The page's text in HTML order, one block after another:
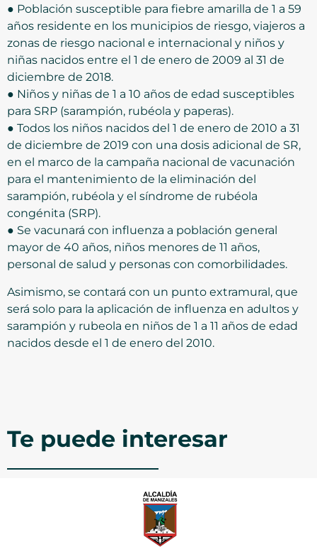
● Población susceptible para fiebre amarilla de 1 a 59
años residente en los municipios de riesgo, viajeros a
zonas de riesgo nacional e internacional y niños y
niñas nacidos entre el 1 de enero de 2009 al 31 de
diciembre de 2018.
● Niños y niñas de 1 a 10 años de edad susceptibles
para SRP (sarampión, rubéola y paperas).
● Todos los niños nacidos del 1 de enero de 2010 a 31
de diciembre de 2019 con una dosis adicional de SR,
en el marco de la campaña nacional de vacunación
para el mantenimiento de la eliminación del
sarampión, rubéola y el síndrome de rubéola
congénita (SRP).
● Se vacunará con influenza a población general
mayor de 40 años, niños menores de 11 años,
personal de salud y personas con comorbilidades.
Asimismo, se contará con un punto extramural, que
será solo para la aplicación de influenza en adultos y
sarampión y rubeola en niños de 1 a 11 años de edad
nacidos desde el 1 de enero del 2010.
Te puede interesar